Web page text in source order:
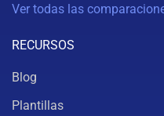
Ver todas las
RECURSOS
Blog
Plantillas